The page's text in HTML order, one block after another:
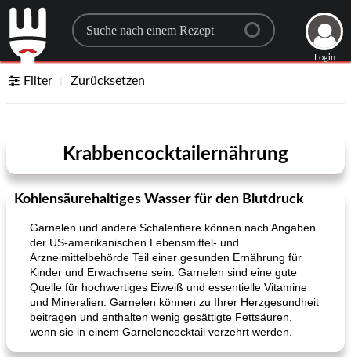
Search for a recipe
Login
Filter Zurücksetzen
Krabbencocktailernährung
Kohlensäurehaltiges Wasser für den Blutdruck
Garnelen und andere Schalentiere können nach Angaben
der US-amerikanischen Lebensmittel- und
Arzneimittelbehörde Teil einer gesunden Ernährung für
Kinder und Erwachsene sein. Garnelen sind eine gute
Quelle für hochwertiges Eiweiß und essentielle Vitamine
und Mineralien. Garnelen können zu Ihrer Herzgesundheit
beitragen und enthalten wenig gesättigte Fettsäuren,
wenn sie in einem Garnelencocktail verzehrt werden.